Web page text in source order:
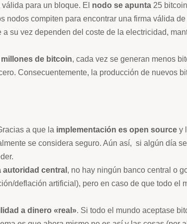
para un bloque. El nodo se apunta 25
compiten para encontrar una firma válida
su vez dependen del coste de la electricidad,
millones de bitcoin, cada vez se generan menos
Consecuentemente, la producción de nuevos
a que la implementación es open source y
se considera seguro. Aún así, si algún día
autoridad central , no hay ningún banco central o
deflación artificial), pero en caso de que todo el
a dinero «real». Si todo el mundo aceptase